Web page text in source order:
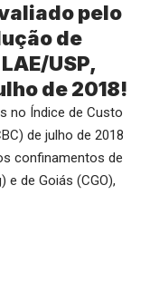
pelo
de
USP,
de 2018!
no Índice de Custo
de julho de 2018
confinamentos de
e de Goiás (CGO),